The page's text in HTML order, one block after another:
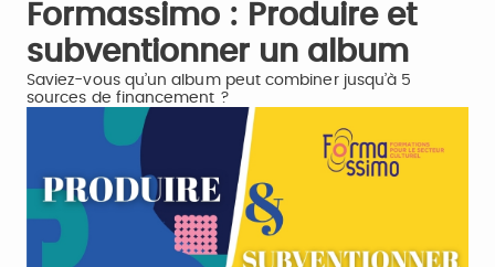
Formassimo : Produire et
subventionner un album
Saviez-vous qu’un album peut combiner jusqu’à 5
sources de financement ?